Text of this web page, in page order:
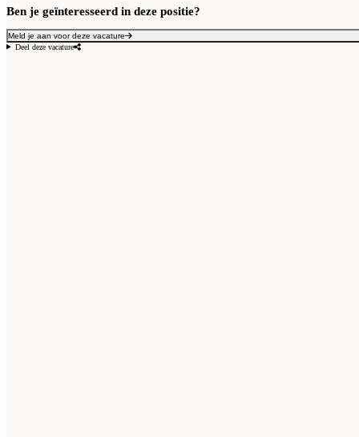
Ben je geïnteresseerd in deze positie?
Meld je aan voor deze vacature
Deel deze vacature